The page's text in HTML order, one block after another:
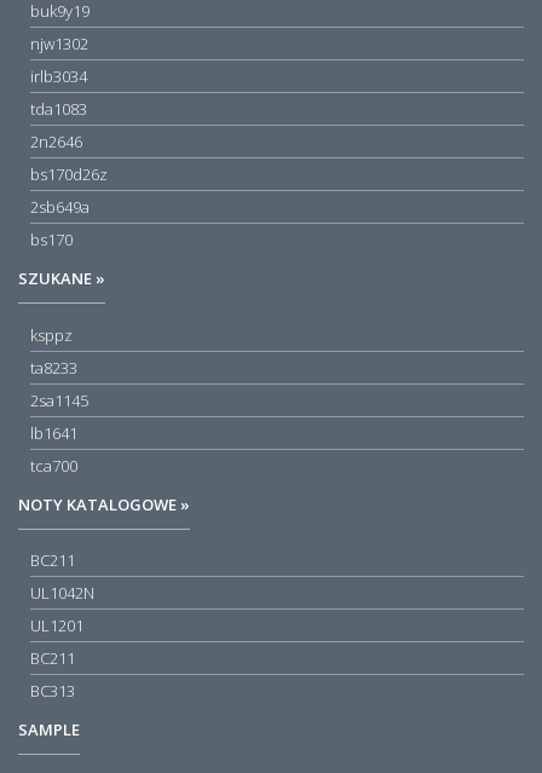
buk9y19
njw1302
irlb3034
tda1083
2n2646
bs170d26z
2sb649a
bs170
SZUKANE »
ksppz
ta8233
2sa1145
lb1641
tca700
NOTY KATALOGOWE »
BC211
UL1042N
UL1201
BC211
BC313
SAMPLE